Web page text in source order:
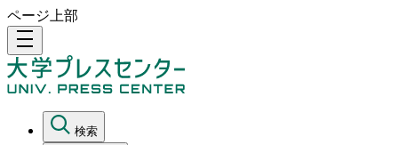
ページ上部
density_medium
検索